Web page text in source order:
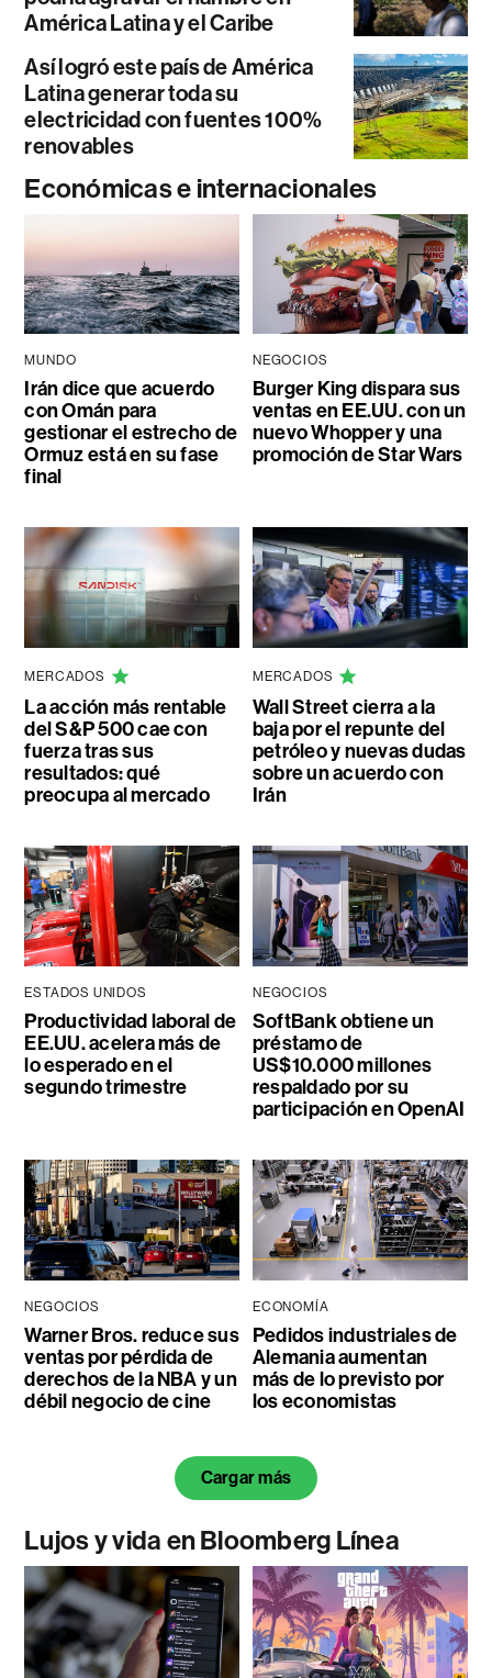
América Latina y el Caribe
Así logró este país de América
Latina generar toda su
electricidad con fuentes 100%
renovables
Económicas e internacionales
MUNDO
Irán dice que acuerdo
con Omán para
gestionar el estrecho de
Ormuz está en su fase
final
NEGOCIOS
Burger King dispara sus
ventas en EE.UU. con un
nuevo Whopper y una
promoción de Star Wars
MERCADOS
La acción más rentable
del S&P 500 cae con
fuerza tras sus
resultados: qué
preocupa al mercado
MERCADOS
Wall Street cierra a la
baja por el repunte del
petróleo y nuevas dudas
sobre un acuerdo con
Irán
ESTADOS UNIDOS
Productividad laboral de
EE.UU. acelera más de
lo esperado en el
segundo trimestre
NEGOCIOS
SoftBank obtiene un
préstamo de
US$10.000 millones
respaldado por su
participación en OpenAI
NEGOCIOS
Warner Bros. reduce sus
ventas por pérdida de
derechos de la NBA y un
débil negocio de cine
ECONOMÍA
Pedidos industriales de
Alemania aumentan
más de lo previsto por
los economistas
Cargar más
Lujos y vida en Bloomberg Línea